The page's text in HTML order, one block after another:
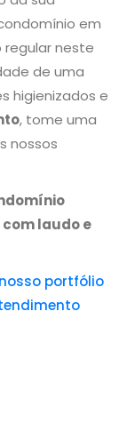
em
neste
de uma
higienizados e
, tome uma
nossos
laudo e
portfólio